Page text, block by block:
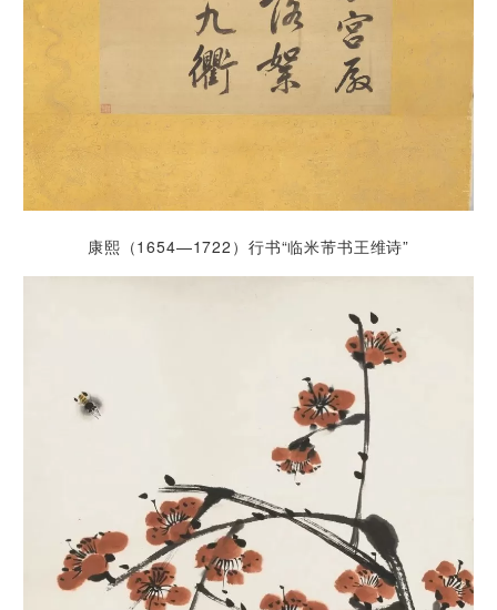
康熙（1654—1722）行书“临米芾书王维诗”